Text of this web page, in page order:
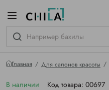
Главная Для салонов красоты
В наличии Код товара: 00697
гамме